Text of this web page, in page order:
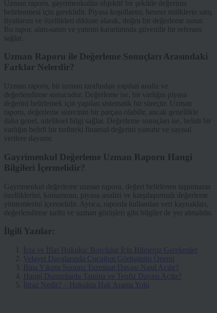
Uzman raporu, gayrimenkulün objektif bir şekilde değerinin
belirlenmesi için gereklidir. Piyasa koşullarını, benzer mülklerin satış
fiyatlarını ve özellikleri dikkate alarak, doğru bir değerleme sunar.
Bu rapor, alım-satım ve yatırım kararlarında güvenilir bir referans
sağlar.
Uzman Raporu ile Değerleme Sonuçları Arasındaki
Farklar Nelerdir?
Uzman raporu, bir uzman tarafından yapılan analiz ve
değerlendirme sonucudur. Değerleme ise, bir varlığın piyasa
değerini belirlemek için yapılan sistematik bir süreçtir. Uzman
raporu, değerleme sürecinin bir parçası olabilir, ancak genellikle
daha genel, niteliksel bilgi sağlar. Değerleme sonuçları ise, belirli bir
varlığın belirli bir tarihteki finansal değerini yansıtır ve sayısal
verilere dayanır.
Gayrimenkul Değerleme Uzman Raporu Hangi
Bilgileri İçermelidir?
Gayrimenkul değerleme uzman raporu, değeri belirlenen taşınmazın
özelliklerini, konumunu, piyasa analizi ve karşılaştırmalı değerleme
yöntemlerini içermelidir. Ayrıca, raporda kullanılan veri kaynakları,
değerlendirme tarihi ve uzman görüşleri gibi bilgiler de yer almalıdır.
İlgili Yazılar:
İcra ve İflas Hukuku: Borçlular İçin Bilmeniz Gerekenler
Velayet Davalarında Çocuğun Görüşünün Önemi
Bina Yıkımı Sonrası Tazminat Davası Nasıl Açılır?
Hangi Durumlarda Tanıma ve Tenfiz Davası Açılır?
İtiraz Nedir? – Hukukta Hak Arama Yolu